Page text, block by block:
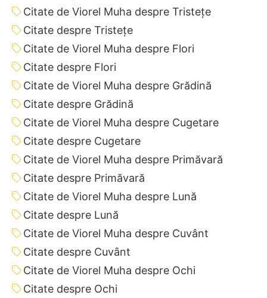
Citate de Viorel Muha despre Tristețe
Citate despre Tristețe
Citate de Viorel Muha despre Flori
Citate despre Flori
Citate de Viorel Muha despre Grădină
Citate despre Grădină
Citate de Viorel Muha despre Cugetare
Citate despre Cugetare
Citate de Viorel Muha despre Primăvară
Citate despre Primăvară
Citate de Viorel Muha despre Lună
Citate despre Lună
Citate de Viorel Muha despre Cuvânt
Citate despre Cuvânt
Citate de Viorel Muha despre Ochi
Citate despre Ochi